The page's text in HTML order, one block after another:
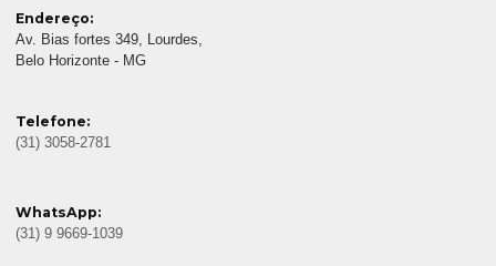
Endereço:
Av. Bias fortes 349, Lourdes,
Belo Horizonte - MG
Telefone:
(31) 3058-2781
WhatsApp:
(31) 9 9669-1039